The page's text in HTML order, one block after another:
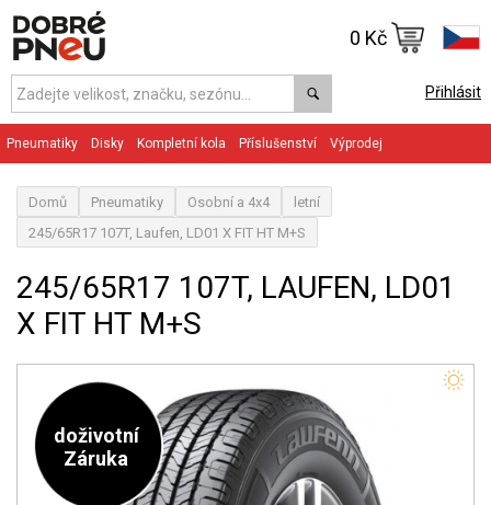
Přihlásit
0 Kč
Pneumatiky Disky Kompletní kola Příslušenství Výprodej
Domů Pneumatiky Osobní a 4x4
letní
245/65R17 107T, Laufen, LD01 X FIT HT M+S
245/65R17 107T, LAUFEN, LD01
X FIT HT M+S
doživotní
Záruka